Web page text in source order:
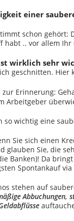
einer
schon gehört:
habt .. vor allem Ihr
wirklich sehr
geschnitten. Hier
zur Erinnerung:
Arbeitgeber
so wichtig eine
Sie sich einen
glauben Sie, die
Banken)! Da
Spontankauf via
stehen auf
Abbuchungen,